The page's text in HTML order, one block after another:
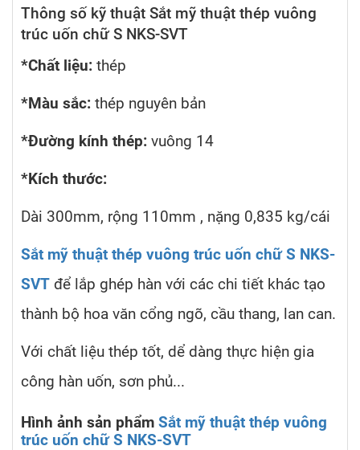
Thông số kỹ thuật Sắt mỹ thuật thép vuông
trúc uốn chữ S NKS-SVT
*Chất liệu: thép
*Màu sắc: thép nguyên bản
*Đường kính thép: vuông 14
*Kích thước:
Dài 300mm, rộng 110mm , nặng 0,835 kg/cái
Sắt mỹ thuật thép vuông trúc uốn chữ S NKS-
SVT để lắp ghép hàn với các chi tiết khác tạo
thành bộ hoa văn cổng ngõ, cầu thang, lan can.
Với chất liệu thép tốt, dể dàng thực hiện gia
công hàn uốn, sơn phủ...
Hình ảnh sản phẩm Sắt mỹ thuật thép vuông
trúc uốn chữ S NKS-SVT